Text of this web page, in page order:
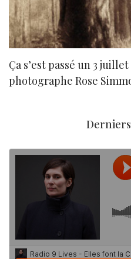
Ça s’est passé un 3
photographe Rose